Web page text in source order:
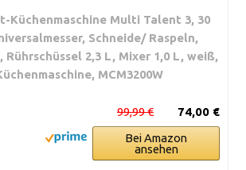
Küchenmaschine Multi Talent 3, 30
Schneide/ Raspeln,
Rührschüssel 2,3 L, Mixer 1,0 L, weiß,
MCM3200W
74,00 €
99,99 €
Bei Amazon
ansehen